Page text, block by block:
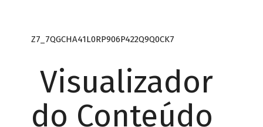
Z7_7QGCHA41L0RP906P422Q9Q0CK7
Visualizador
do Conteúdo